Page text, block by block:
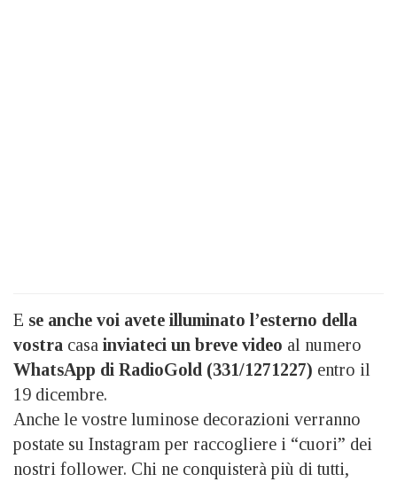
E se anche voi avete illuminato l’esterno della
vostra casa inviateci un breve video al numero
WhatsApp di RadioGold (331/1271227) entro il
19 dicembre.
Anche le vostre luminose decorazioni verranno
postate su Instagram per raccogliere i “cuori” dei
nostri follower. Chi ne conquisterà più di tutti,